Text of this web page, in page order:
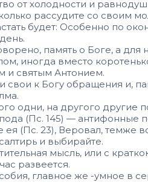
от холодности и
рассудите со своим
будет: Особенно по
память о Боге, а
иногда вместо
и святым Антонием.
к Богу обращения и,
одни, на другого
(Пс. 145) —
(Пс. 23), Веровал, темже
и выбирайте.
мысль, или с
развеется.
главное же -умное в